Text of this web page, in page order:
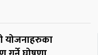
योजनाहरुका